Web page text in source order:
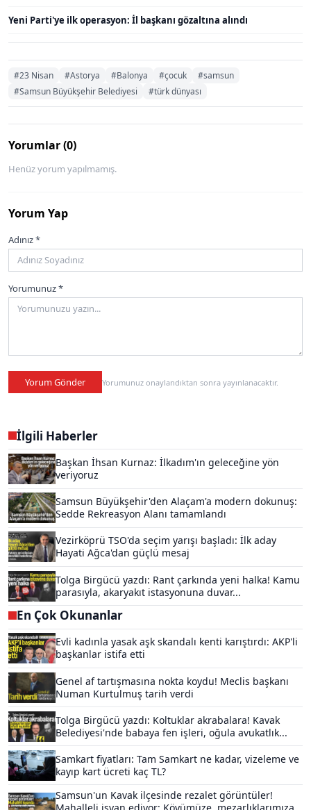
Yeni Parti'ye ilk operasyon: İl başkanı gözaltına alındı
#23 Nisan #Astorya #Balonya #çocuk
#samsun
#Samsun Büyükşehir Belediyesi
#türk dünyası
Yorumlar (0)
Henüz yorum yapılmamış.
Yorum Yap
Adınız *
Yorumunuz *
Yorum Gönder Yorumunuz onaylandıktan sonra yayınlanacaktır.
İlgili Haberler
Başkan İhsan Kurnaz: İlkadım'ın geleceğine yön
veriyoruz
Samsun Büyükşehir'den Alaçam'a modern dokunuş:
Sedde Rekreasyon Alanı tamamlandı
Vezirköprü TSO'da seçim yarışı başladı: İlk aday
Hayati Ağca'dan güçlü mesaj
Tolga Birgücü yazdı: Rant çarkında yeni halka! Kamu
parasıyla, akaryakıt istasyonuna duvar...
En Çok Okunanlar
Evli kadınla yasak aşk skandalı kenti karıştırdı: AKP'li
başkanlar istifa etti
Genel af tartışmasına nokta koydu! Meclis başkanı
Numan Kurtulmuş tarih verdi
Tolga Birgücü yazdı: Koltuklar akrabalara! Kavak
Belediyesi'nde babaya fen işleri, oğula avukatlık...
Samkart fiyatları: Tam Samkart ne kadar, vizeleme ve
kayıp kart ücreti kaç TL?
Samsun'un Kavak ilçesinde rezalet görüntüler!